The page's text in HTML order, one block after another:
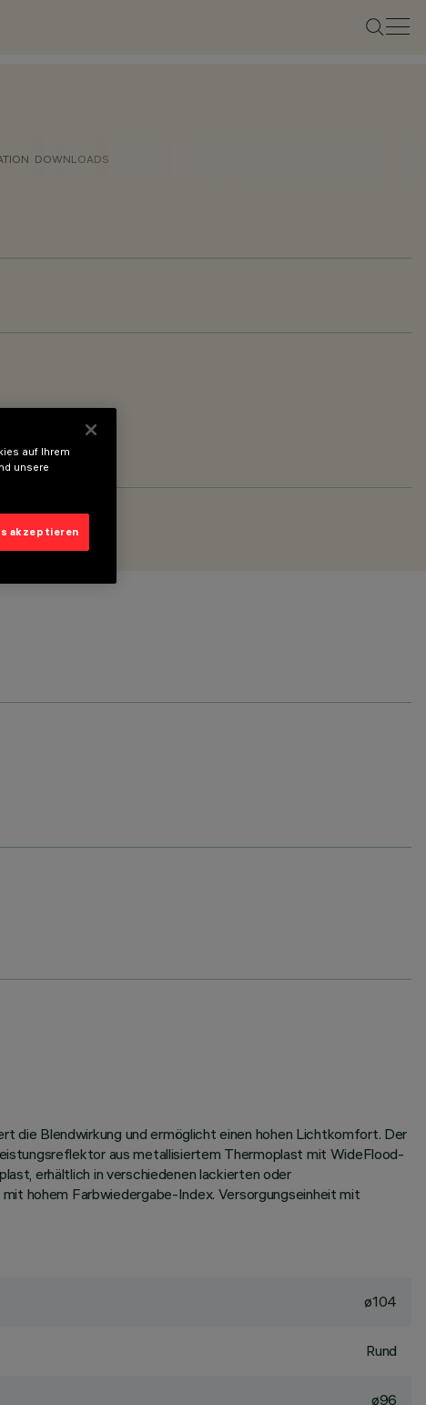
DOWNLOADS
die Blendwirkung und ermöglicht einen hohen Lichtkomfort. Der
aus metallisiertem Thermoplast mit WideFlood-
erhältlich in verschiedenen lackierten oder
hohem Farbwiedergabe-Index. Versorgungseinheit mit
ø104
Rund
ø96
auf Ihrem
unsere
akzeptieren